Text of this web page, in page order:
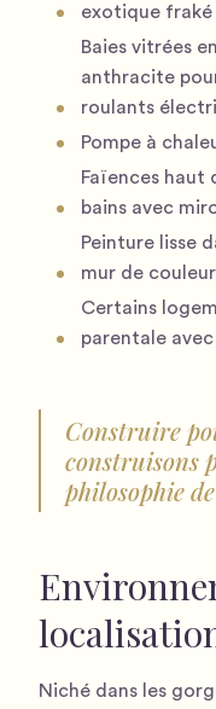
exotique fraké
Baies vitrées
anthracite
roulants
Pompe à
Faïences haut
bains avec
Peinture lisse
mur de
Certains
parentale avec
Construire
construisons
philosophie
Niché dans les